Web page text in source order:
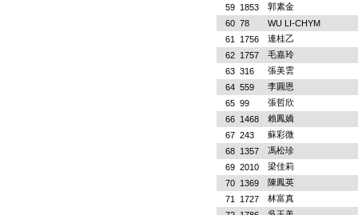
59 1853
郭素金
60 78
WU LI-CHYM
61
1756
連桂乙
62 1757
毛嘉玲
63 316
張美雲
64 559
李圓恩
65 99
張哲欣
66 1468
賴鳳嬌
67 243
蘇彩微
68 1357
馮松珍
69 2010
梁佳莉
70 1369
陳鳳英
71
1727
林富真